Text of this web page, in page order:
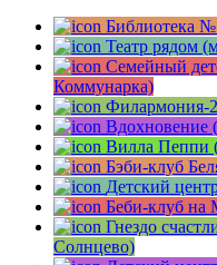
Библиотека
Театр рядом
Семейный
Коммунарка)
Филармония-
Вдохновение
Вилла Пеппи
Бэби-клуб
Детский
Беби-клуб на
Гнездо
Солнцево)